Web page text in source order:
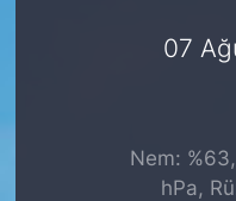
07
Nem:
hPa,